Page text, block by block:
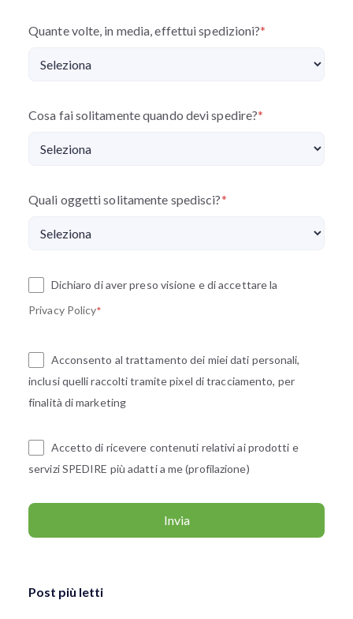
Quante volte, in media, effettui spedizioni?*
Cosa fai solitamente quando devi spedire?*
Quali oggetti solitamente spedisci?*
Dichiaro di aver preso visione e di accettare la
Privacy Policy*
Acconsento al trattamento dei miei dati personali,
inclusi quelli raccolti tramite pixel di tracciamento, per
finalità di marketing
Accetto di ricevere contenuti relativi ai prodotti e
servizi SPEDIRE più adatti a me (profilazione)
Post più letti